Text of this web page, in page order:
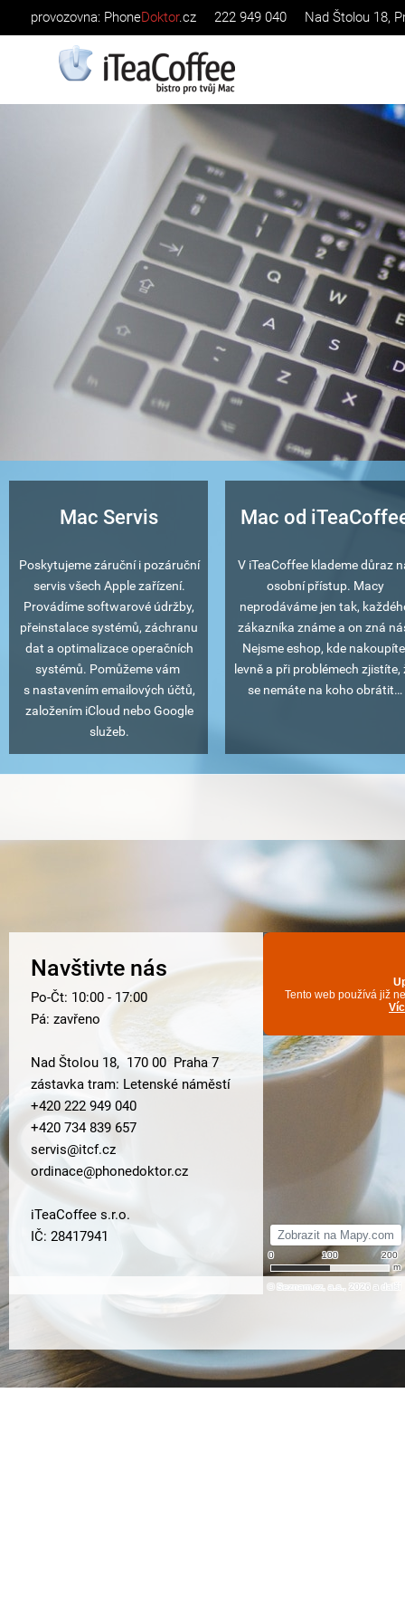
provozovna: PhoneDoktor.cz 222 949 040 Nad Štolou 18,
Mac Servis
Poskytujeme záruční i pozáruční
servis všech Apple zařízení.
Provádíme softwarové údržby,
přeinstalace systémů, záchranu
dat a optimalizace operačních
systémů. Pomůžeme vám
s nastavením emailových účtů,
založením iCloud nebo Google
služeb.
Mac od
V iTeaCoffee klademe důraz
osobní přístup. Macy
neprodáváme jen tak,
zákazníka známe a on zná
Nejsme eshop, kde
levně a při problémech zjistíte,
se nemáte na koho obrátit…
Navštivte nás
Po-Čt: 10:00 - 17:00
Pá: zavřeno
Nad Štolou 18, 170 00 Praha 7
zástavka tram: Letenské náměstí
+420 222 949 040
+420 734 839 657
servis@itcf.cz
ordinace@phonedoktor.cz
iTeaCoffee s.r.o.
IČ: 28417941